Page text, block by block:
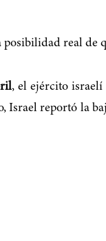
, el ejército israelí
Israel reportó la